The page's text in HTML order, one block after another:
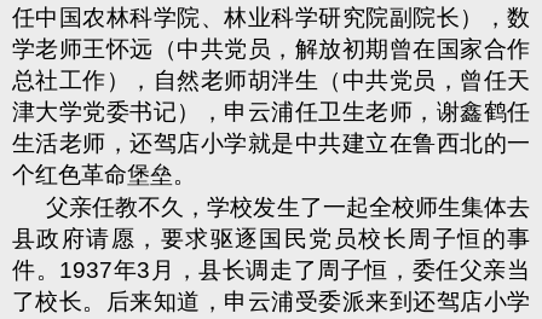
任中国农林科学院、林业科学研究院副院长），数
学老师王怀远（中共党员，解放初期曾在国家合作
总社工作），自然老师胡泮生（中共党员，曾任天
津大学党委书记），申云浦任卫生老师，谢鑫鹤任
生活老师，还驾店小学就是中共建立在鲁西北的一
个红色革命堡垒。
父亲任教不久，学校发生了一起全校师生集体去
县政府请愿，要求驱逐国民党员校长周子恒的事
件。 1937年3 月，县长调走了周子恒，委任父亲当
了校长。后来知道，申云浦受委派来到还驾店小学